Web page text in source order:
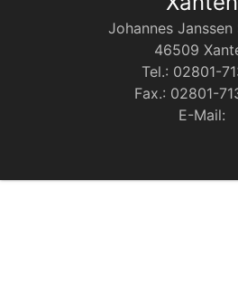
Johannes Janssen
46509
Tel.: 02801-
Fax.: 02801-
E-Mail: